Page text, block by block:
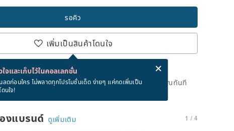
รอคิว
เพิ่มเป็นสินค้าโดนใจ
จและเก็บไว้ในคอลเลกชั่น
ลดก่อนใคร ไม่พลาดทุกโปรโมชั่นเด็ด ง่ายๆ แค่กดเพิ่มเป็น
นใจ!
ละส่ง eCard ฟรีเมื่อซื้อสินค้า!
แล้ว แต่คุณสามารถกดปุ่ม "รอคิว" และเราจะแจ้งเตือนคุณทันที
าย
งแบรนด์ ดูเพิ่มเติม 1 / 4